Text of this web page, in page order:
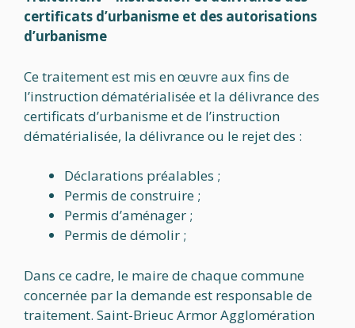
certificats d’urbanisme et des autorisations
d’urbanisme
Ce traitement est mis en œuvre aux fins de
l’instruction dématérialisée et la délivrance des
certificats d’urbanisme et de l’instruction
dématérialisée, la délivrance ou le rejet des :
Déclarations préalables ;
Permis de construire ;
Permis d’aménager ;
Permis de démolir ;
Dans ce cadre, le maire de chaque commune
concernée par la demande est responsable de
traitement. Saint-Brieuc Armor Agglomération